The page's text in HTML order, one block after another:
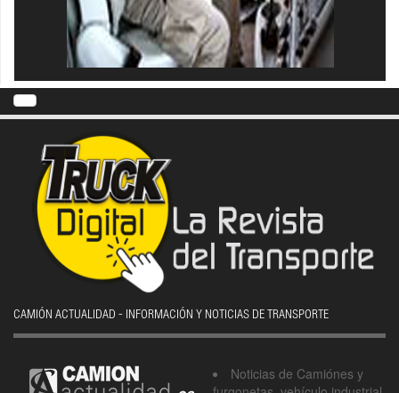
CAMIÓN ACTUALIDAD - INFORMACIÓN Y NOTICIAS DE TRANSPORTE
Noticias de Camiónes y